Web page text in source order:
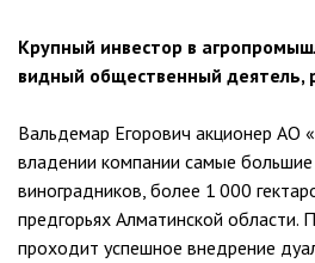
Крупный инвестор в
видный общественный деятель,
Вальдемар Егорович акционер АО
владении компании самые
виноградников, более 1 000
предгорьях Алматинской области.
проходит успешное внедрение